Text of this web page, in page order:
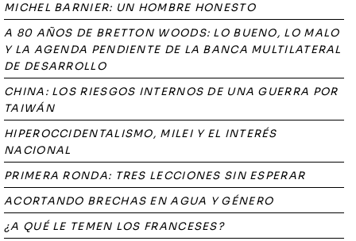
MICHEL BARNIER: UN HOMBRE HONESTO
A 80 AÑOS DE BRETTON WOODS: LO BUENO, LO MALO
Y LA AGENDA PENDIENTE DE LA BANCA MULTILATERAL
DE DESARROLLO
CHINA: LOS RIESGOS INTERNOS DE UNA GUERRA POR
TAIWÁN
HIPEROCCIDENTALISMO, MILEI Y EL INTERÉS
NACIONAL
PRIMERA RONDA: TRES LECCIONES SIN ESPERAR
ACORTANDO BRECHAS EN AGUA Y GÉNERO
¿A QUÉ LE TEMEN LOS FRANCESES?